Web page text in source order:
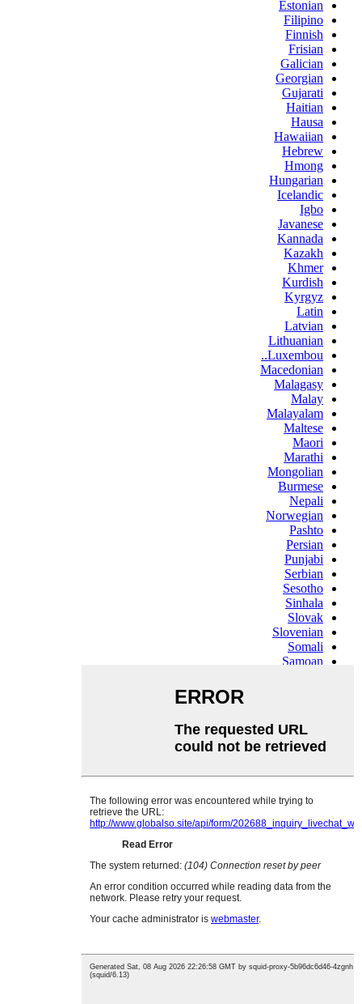
Estonian
Filipino
Finnish
Frisian
Galician
Georgian
Gujarati
Haitian
Hausa
Hawaiian
Hebrew
Hmong
Hungarian
Icelandic
Igbo
Javanese
Kannada
Kazakh
Khmer
Kurdish
Kyrgyz
Latin
Latvian
Lithuanian
Luxembou..
Macedonian
Malagasy
Malay
Malayalam
Maltese
Maori
Marathi
Mongolian
Burmese
Nepali
Norwegian
Pashto
Persian
Punjabi
Serbian
Sesotho
Sinhala
Slovak
Slovenian
Somali
Samoan
Swahili
Tajik
Telugu
Ukrainian
Urdu
Welsh
Xhosa
Yiddish
Tatar
Oriya